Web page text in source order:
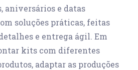
aniversários e datas
soluções práticas, feitas
e entrega ágil. Em
kits com diferentes
adaptar as produções